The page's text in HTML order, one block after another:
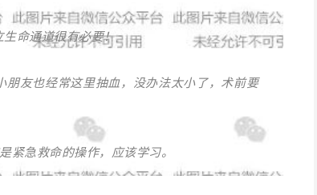
命通道很有必要！
友也经常这里抽血，没办法太小了，术前要
紧急救命的操作，应该学习。